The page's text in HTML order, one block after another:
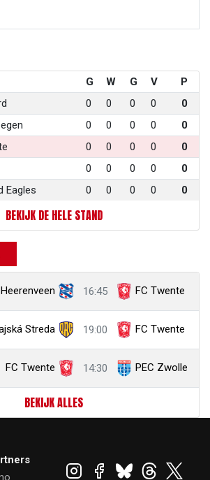
G W G V
P
0 0 0 0
0
0 0 0 0
0
0 0 0 0
0
0 0 0 0
0
Eagles 0 0 0 0 0
BEKIJK DE HELE STAND
16:45 FC Twente
Streda 19:00 FC Twente
FC Twente 14:30 PEC Zwolle
BEKIJK ALLES